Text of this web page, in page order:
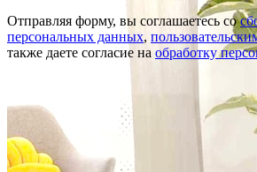
Отправляя форму, вы соглашаетесь со
персональных данных,
также даете согласие на обработку